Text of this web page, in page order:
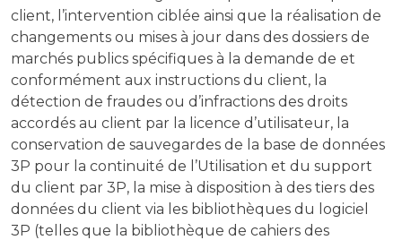
client, l’intervention ciblée ainsi que la réalisation de
changements ou mises à jour dans des dossiers de
marchés publics spécifiques à la demande de et
conformément aux instructions du client, la
détection de fraudes ou d’infractions des droits
accordés au client par la licence d’utilisateur, la
conservation de sauvegardes de la base de données
3P pour la continuité de l’Utilisation et du support
du client par 3P, la mise à disposition à des tiers des
données du client via les bibliothèques du logiciel
3P (telles que la bibliothèque de cahiers des